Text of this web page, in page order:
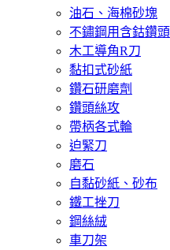
油石、海棉砂塊
不鏽鋼用含鈷鑽頭
木工導角R刀
黏扣式砂紙
鑽石研磨劑
鑽頭絲攻
帶柄各式輪
迫緊刀
磨石
自黏砂紙、砂布
鐵工挫刀
鋼絲絨
車刀架